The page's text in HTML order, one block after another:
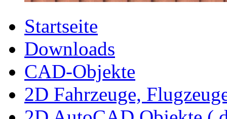
Startseite
Downloads
CAD-Objekte
2D Fahrzeuge,